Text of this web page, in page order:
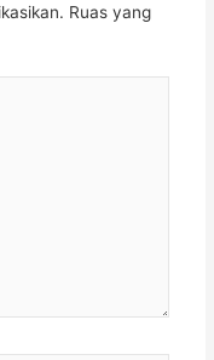
Ruas yang